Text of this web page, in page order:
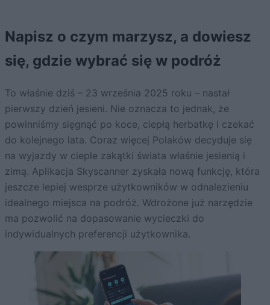
Napisz o czym marzysz, a dowiesz
się, gdzie wybrać się w podróż
To właśnie dziś – 23 września 2025 roku – nastał
pierwszy dzień jesieni. Nie oznacza to jednak, że
powinniśmy sięgnąć po koce, ciepłą herbatkę i czekać
do kolejnego lata. Coraz więcej Polaków decyduje się
na wyjazdy w ciepłe zakątki świata właśnie jesienią i
zimą. Aplikacja Skyscanner zyskała nową funkcję, która
jeszcze lepiej wesprze użytkowników w odnalezieniu
idealnego miejsca na podróż. Wdrożone już narzędzie
ma pozwolić na dopasowanie wycieczki do
indywidualnych preferencji użytkownika.